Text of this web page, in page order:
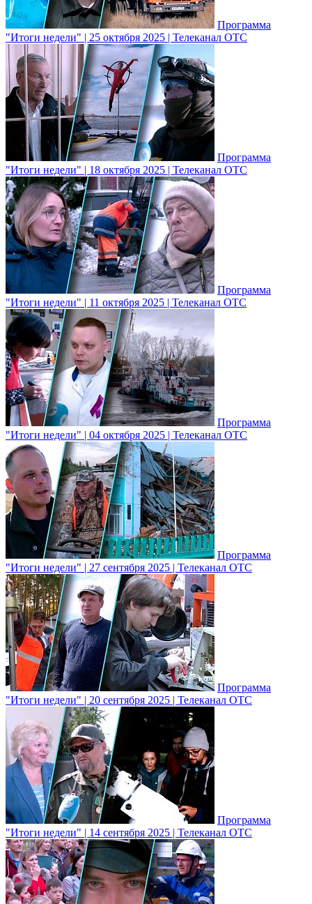
Программа
"Итоги недели" | 25 октября 2025 | Телеканал ОТС
Программа
"Итоги недели" | 18 октября 2025 | Телеканал ОТС
Программа
"Итоги недели" | 11 октября 2025 | Телеканал ОТС
Программа
"Итоги недели" | 04 октября 2025 | Телеканал ОТС
Программа
"Итоги недели" | 27 сентября 2025 | Телеканал ОТС
Программа
"Итоги недели" | 20 сентября 2025 | Телеканал ОТС
Программа
"Итоги недели" | 14 сентября 2025 | Телеканал ОТС